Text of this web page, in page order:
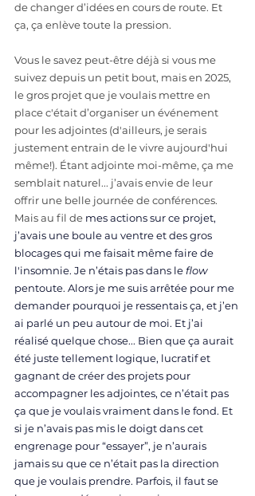
de changer d’idées en cours de route. Et
ça, ça enlève toute la pression.
Vous le savez peut-être déjà si vous me
suivez depuis un petit bout, mais en 2025,
le gros projet que je voulais mettre en
place c'était d’organiser un événement
pour les adjointes (d'ailleurs, je serais
justement entrain de le vivre aujourd'hui
même!). Étant adjointe moi-même, ça me
semblait naturel... j’avais envie de leur
offrir une belle journée de conférences.
Mais au fil de mes actions sur ce projet,
j’avais une boule au ventre et des gros
blocages qui me faisait même faire de
l'insomnie. Je n’étais pas dans le flow
pentoute. Alors je me suis arrêtée pour me
demander pourquoi je ressentais ça, et j’en
ai parlé un peu autour de moi. Et j’ai
réalisé quelque chose... Bien que ça aurait
été juste tellement logique, lucratif et
gagnant de créer des projets pour
accompagner les adjointes, ce n’était pas
ça que je voulais vraiment dans le fond. Et
si je n’avais pas mis le doigt dans cet
engrenage pour “essayer”, je n’aurais
jamais su que ce n’était pas la direction
que je voulais prendre. Parfois, il faut se